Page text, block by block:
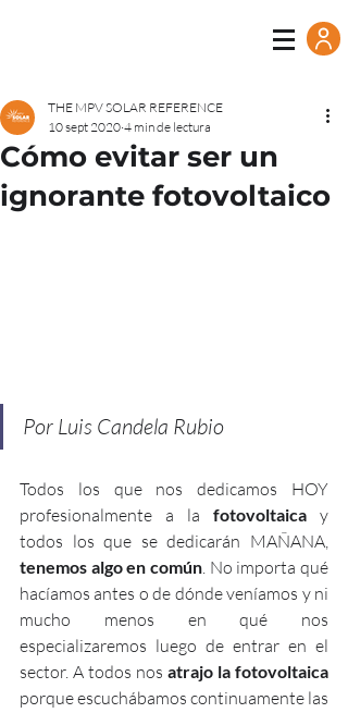
Cómo evitar ser un
ignorante fotovoltaico
THE MPV SOLAR REFERENCE
10 sept 2020 4 min de lectura
Por Luis Candela Rubio
Todos los que nos dedicamos HOY
profesionalmente a la fotovoltaica y
tenemos algo en común . No importa qué
hacíamos antes o de dónde veníamos y ni
mucho menos en qué nos
especializaremos luego de entrar en el
sector. A todos nos atrajo la fotovoltaica